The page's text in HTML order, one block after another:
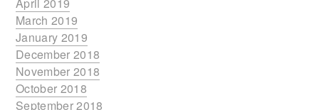
March 2019
January 2019
December 2018
November 2018
October 2018
September 2018